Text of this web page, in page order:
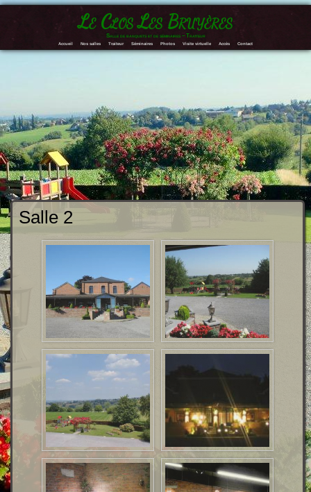
Le Clos Les Bruyères
Salle de banquets et de séminaires – Traiteur
Accueil Nos salles Traiteur Séminaires Photos Visite virtuelle Accès Contact
Salle 2